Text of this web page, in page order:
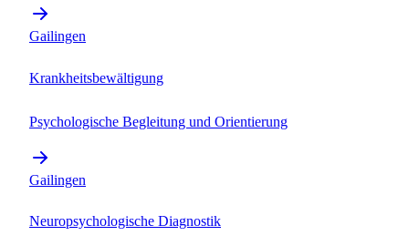
Gailingen
Krankheitsbewältigung
Psychologische Begleitung und Orientierung
Gailingen
Neuropsychologische Diagnostik